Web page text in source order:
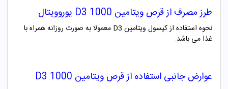
طرز مصرف ازقرص ویتامین D3 1000 یوروویتال
نحوه استفاده از کپسول ویتامین D3 معمولا به صورت روزانه همراه با
غذا می باشد.
عوارض جانبی استفاده از
قرص ویتامین D3 1000